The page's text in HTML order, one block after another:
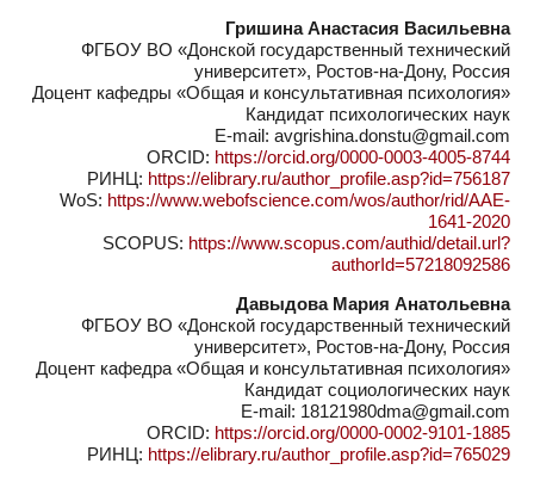
Гришина Анастасия Васильевна
ФГБОУ ВО «Донской государственный технический
университет», Ростов-на-Дону, Россия
Доцент кафедры «Общая и консультативная психология»
Кандидат психологических наук
E-mail: avgrishina.donstu@gmail.com
ORCID: https://orcid.org/0000-0003-4005-8744
РИНЦ: https://elibrary.ru/author_profile.asp?id=756187
WoS: https://www.webofscience.com/wos/author/rid/AAE-
1641-2020
SCOPUS: https://www.scopus.com/authid/detail.url?
authorId=57218092586
Давыдова Мария Анатольевна
ФГБОУ ВО «Донской государственный технический
университет», Ростов-на-Дону, Россия
Доцент кафедра «Общая и консультативная психология»
Кандидат социологических наук
E-mail: 18121980dma@gmail.com
ORCID: https://orcid.org/0000-0002-9101-1885
РИНЦ: https://elibrary.ru/author_profile.asp?id=765029